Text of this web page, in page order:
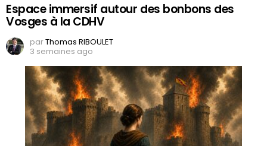
Espace immersif autour des bonbons des
Vosges à la CDHV
parThomas RIBOULET
3 semaines ago